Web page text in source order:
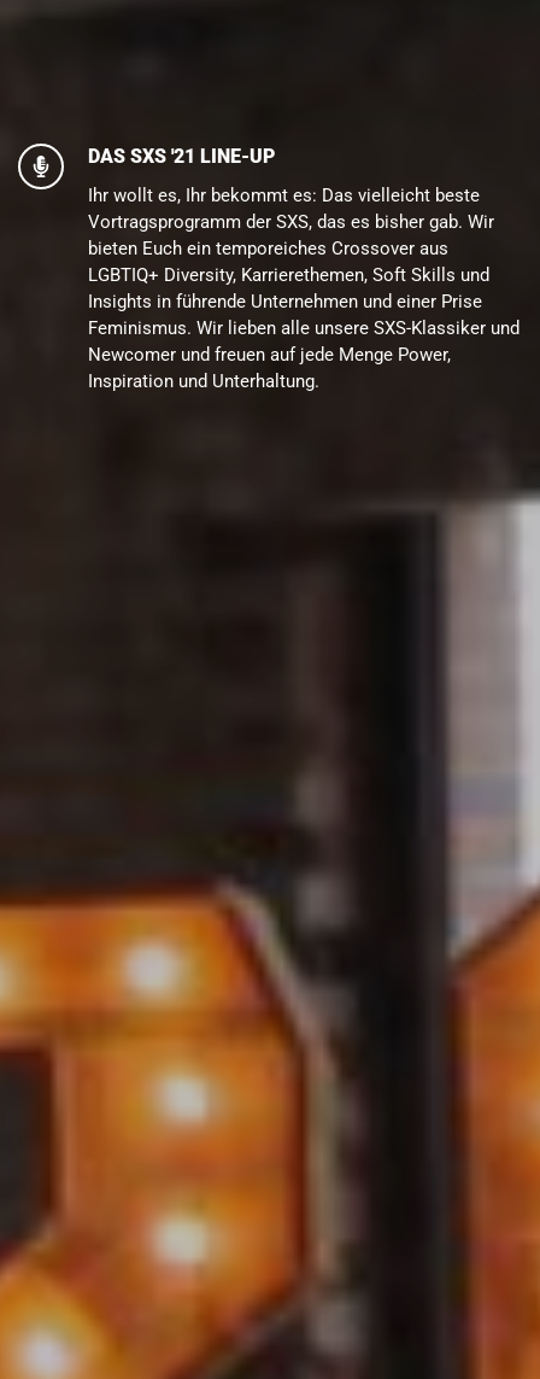
DAS SXS '21 LINE-UP
Ihr wollt es, Ihr bekommt es: Das vielleicht beste
Vortragsprogramm der SXS, das es bisher gab. Wir
bieten Euch ein temporeiches Crossover aus
LGBTIQ+ Diversity, Karrierethemen, Soft Skills und
Insights in führende Unternehmen und einer Prise
Feminismus. Wir lieben alle unsere SXS-Klassiker und
Newcomer und freuen auf jede Menge Power,
Inspiration und Unterhaltung.